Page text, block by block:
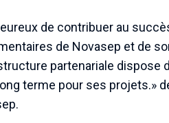
de contribuer au
de Novasep et de
partenariale dispose
terme pour ses projets.»